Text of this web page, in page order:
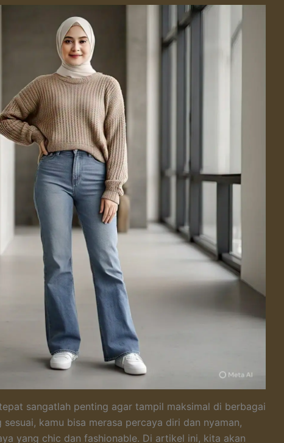
sangatlah penting agar tampil maksimal di berbagai
kamu bisa merasa percaya diri dan nyaman,
yang chic dan fashionable. Di artikel ini, kita akan